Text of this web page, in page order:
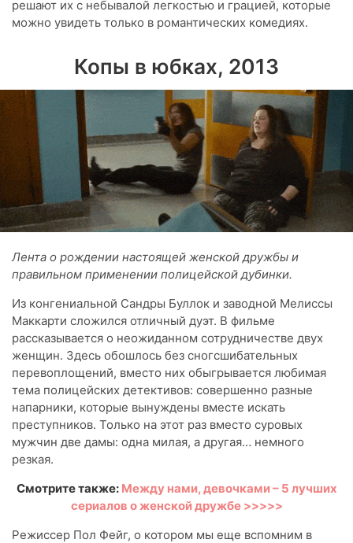
решают их с небывалой легкостью и грацией, которые
можно увидеть только в романтических комедиях.
Копы в юбках, 2013
Лента о рождении настоящей женской дружбы и
правильном применении полицейской дубинки.
Из конгениальной Сандры Буллок и заводной Мелиссы
Маккарти сложился отличный дуэт. В фильме
рассказывается о неожиданном сотрудничестве двух
женщин. Здесь обошлось без сногсшибательных
перевоплощений, вместо них обыгрывается любимая
тема полицейских детективов: совершенно разные
напарники, которые вынуждены вместе искать
преступников. Только на этот раз вместо суровых
мужчин две дамы: одна милая, а другая… немного
резкая.
Смотрите также: Между нами, девочками – 5 лучших
сериалов о женской дружбе >>>>>
Режиссер Пол Фейг, о котором мы еще вспомним в